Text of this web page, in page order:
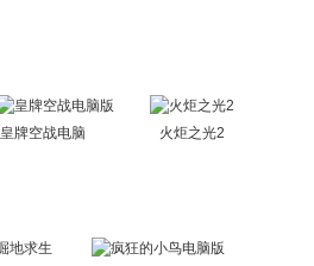
皇牌空战电脑
火炬之光2